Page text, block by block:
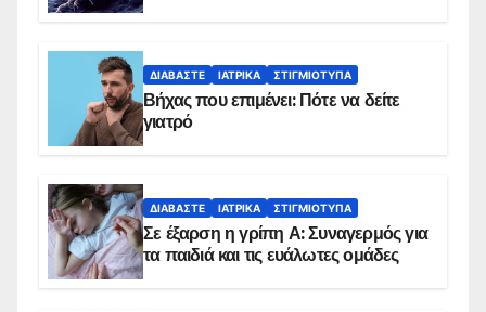
ΔΙΑΒΆΣΤΕ ΙΑΤΡΙΚΆ ΣΤΙΓΜΙΌΤΥΠΑ
Βήχας που επιμένει: Πότε να δείτε
γιατρό
ΔΙΑΒΆΣΤΕ ΙΑΤΡΙΚΆ ΣΤΙΓΜΙΌΤΥΠΑ
Σε έξαρση η γρίπη Α: Συναγερμός για
τα παιδιά και τις ευάλωτες ομάδες